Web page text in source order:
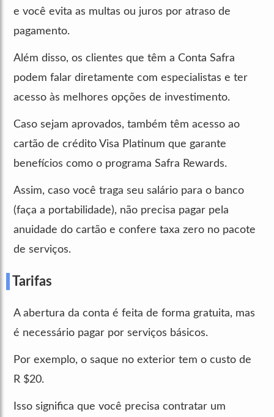
e você evita as multas ou juros por atraso de
pagamento.
Além disso, os clientes que têm a Conta Safra
podem falar diretamente com especialistas e ter
acesso às melhores opções de investimento.
Caso sejam aprovados, também têm acesso ao
cartão de crédito Visa Platinum que garante
benefícios como o programa Safra Rewards.
Assim, caso você traga seu salário para o banco
(faça a portabilidade), não precisa pagar pela
anuidade do cartão e confere taxa zero no pacote
de serviços.
Tarifas
A abertura da conta é feita de forma gratuita, mas
é necessário pagar por serviços básicos.
Por exemplo, o saque no exterior tem o custo de
R $20.
Isso significa que você precisa contratar um